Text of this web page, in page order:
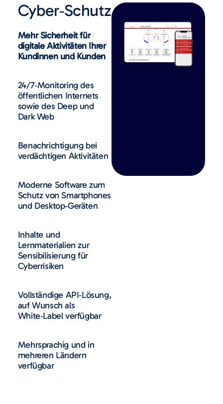
Cyber‑Schutz
Mehr Sicherheit für
digitale Aktivitäten Ihrer
Kundinnen und Kunden
24/7‑Monitoring des
öffentlichen Internets
sowie des Deep und
Dark Web
Benachrichtigung bei
verdächtigen Aktivitäten
Moderne Software zum
Schutz von Smartphones
und Desktop‑Geräten
Inhalte und
Lernmaterialien zur
Sensibilisierung für
Cyberrisiken
Vollständige API‑Lösung,
auf Wunsch als
White‑Label verfügbar
Mehrsprachig und in
mehreren Ländern
verfügbar